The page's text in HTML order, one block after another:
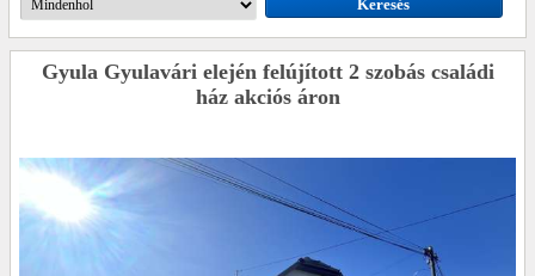
Gyula Gyulavári elején felújított 2 szobás családi
ház akciós áron